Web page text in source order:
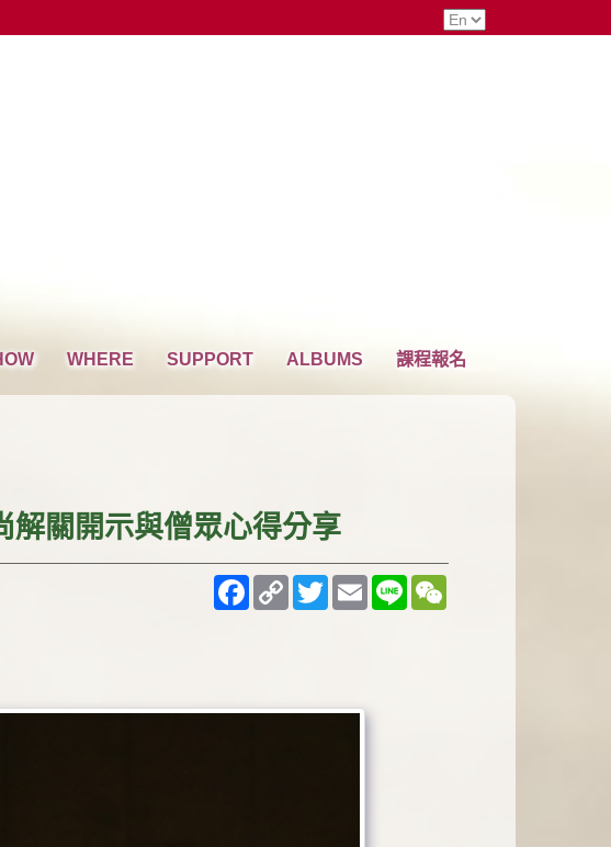
WHERE SUPPORT ALBUMS 課程報名
解關開示與僧眾心得分享
Facebook
Copy
Link
TwitterEmailLine